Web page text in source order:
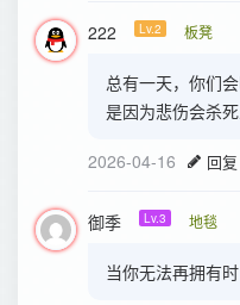
222 Lv.2 板凳
总有一天，你们
是因为悲伤会杀
2026-04-16 回复
御季 Lv.3 地毯
当你无法再拥有